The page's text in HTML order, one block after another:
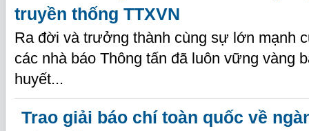
truyền thống TTXVN
Ra đời và trưởng thành cùng sự lớn mạnh
các nhà báo Thông tấn đã luôn vững vàng
huyết...
Trao giải báo chí toàn quốc về